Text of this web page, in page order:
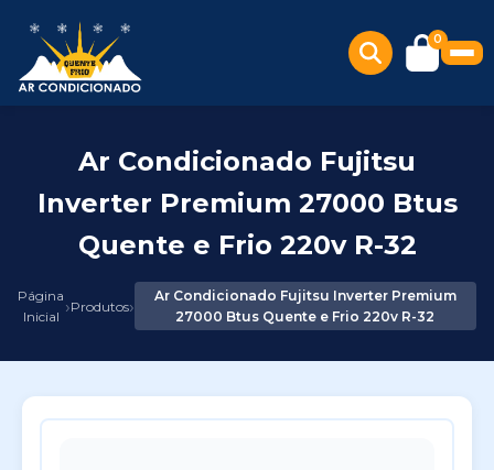
0
Ar Condicionado Fujitsu
Inverter Premium 27000 Btus
Quente e Frio 220v R-32
Página
Inicial ›Produtos›
Ar Condicionado Fujitsu Inverter Premium
27000 Btus Quente e Frio 220v R-32